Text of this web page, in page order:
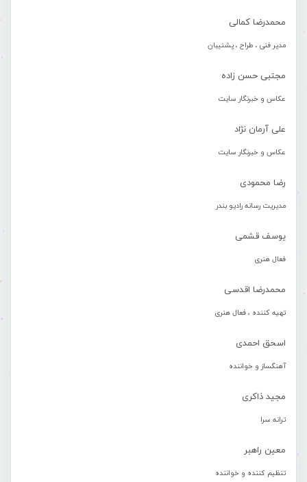
محمدرضا کمالی
مدیر فنی ، طراح ، پشتیبان
مجتبی حسن زاده
عکاس و خبرنگار سایت
علی آرمان نژاد
عکاس و خبرنگار سایت
رضا محمودی
مدیریت رسانه رادیو بندر
یوسف قشمی
فعال هنری
محمدرضا اقدسی
تهیه کننده ، فعال هنری
اسحق احمدی
آهنگساز و خواننده
مجید ذاکری
ترانه سرا
معین راهبر
تنظیم کننده و خواننده